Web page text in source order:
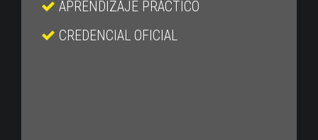
APRENDIZAJE PRÁCTICO
CREDENCIAL OFICIAL